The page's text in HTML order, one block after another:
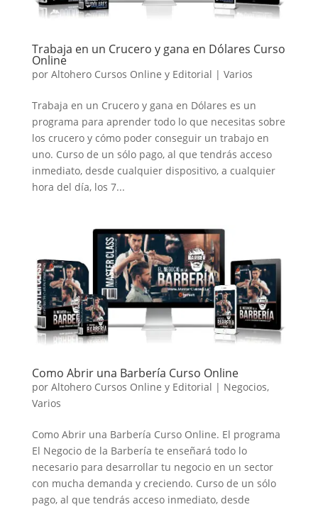
Trabaja en un Crucero y gana en Dólares Curso
Online
por Altohero Cursos Online y Editorial | Varios
Trabaja en un Crucero y gana en Dólares es un
programa para aprender todo lo que necesitas sobre
los crucero y cómo poder conseguir un trabajo en
uno. Curso de un sólo pago, al que tendrás acceso
inmediato, desde cualquier dispositivo, a cualquier
hora del día, los 7...
Como Abrir una Barbería Curso Online
por Altohero Cursos Online y Editorial | Negocios,
Varios
Como Abrir una Barbería Curso Online. El programa
El Negocio de la Barbería te enseñará todo lo
necesario para desarrollar tu negocio en un sector
con mucha demanda y creciendo. Curso de un sólo
pago, al que tendrás acceso inmediato, desde